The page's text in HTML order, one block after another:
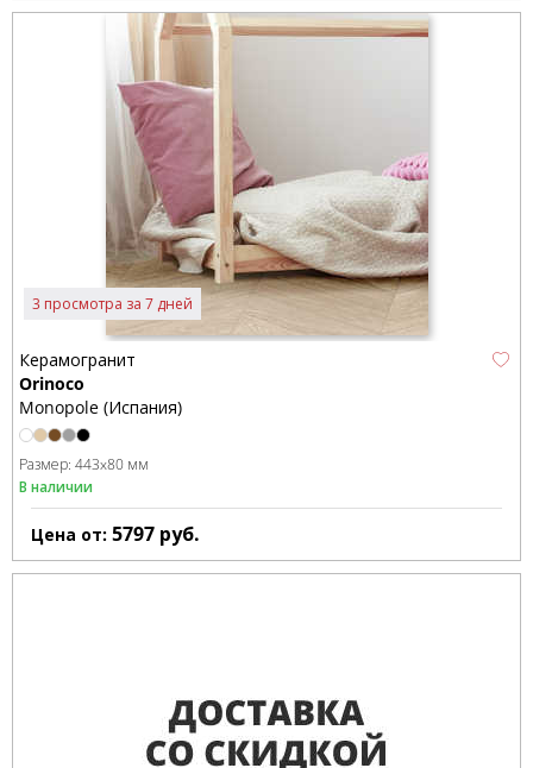
3 просмотра за 7 дней
Керамогранит
Orinoco
Monopole (Испания)
Размер: 443x80 мм
В наличии
Цена от: 5797 руб.